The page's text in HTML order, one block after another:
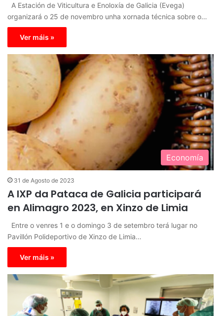
A Estación de Viticultura e Enoloxía de Galicia (Evega)
organizará o 25 de novembro unha xornada técnica sobre o…
Ver máis »
Economía
31 de Agosto de 2023
A IXP da Pataca de Galicia participará
en Alimagro 2023, en Xinzo de Limia
Entre o venres 1 e o domingo 3 de setembro terá lugar no
Pavillón Polideportivo de Xinzo de Limia…
Ver máis »